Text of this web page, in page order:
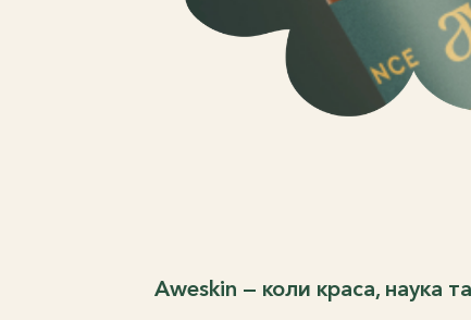
Aweskin — коли краса, наука